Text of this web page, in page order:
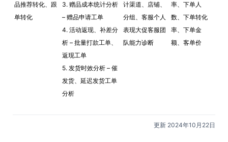
品推荐转化、跟
单转化
3. 赠品成本统计分析
– 赠品申请工单
4. 活动返现、补差分
析 – 批量打款工单、
返现工单
5. 发货时效分析 – 催
发货、延迟发货工单
分析
计渠道、店铺、
分组、客服个人
表现大促客服团
队能力诊断
率、下单人
数、下单转化
率、下单金
额、客单价
更新 2024年10月22日